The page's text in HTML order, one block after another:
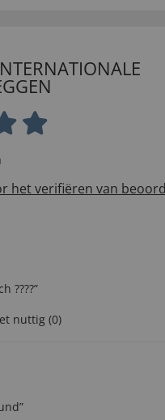
het verifiëren van
????”
nuttig (0)